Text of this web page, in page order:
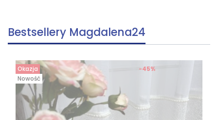
Bestsellery Magdalena24
Okazja
Nowość
-45%